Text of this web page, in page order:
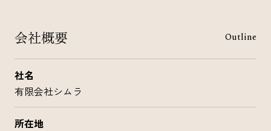
会社概要 Outline
社名
有限会社シムラ
所在地